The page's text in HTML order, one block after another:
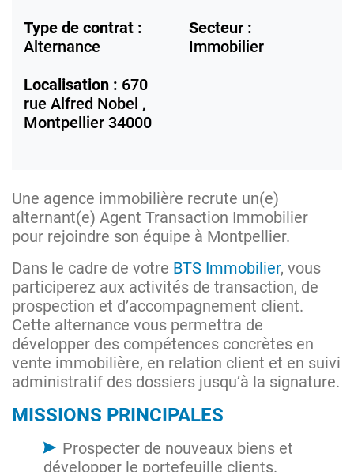
Type de contrat :
Alternance
Secteur :
Immobilier
Localisation : 670
rue Alfred Nobel ,
Montpellier 34000
Une agence immobilière recrute un(e)
alternant(e) Agent Transaction Immobilier
pour rejoindre son équipe à Montpellier.
Dans le cadre de votre BTS Immobilier, vous
participerez aux activités de transaction, de
prospection et d’accompagnement client.
Cette alternance vous permettra de
développer des compétences concrètes en
vente immobilière, en relation client et en suivi
administratif des dossiers jusqu’à la signature.
MISSIONS PRINCIPALES
Prospecter de nouveaux biens et
développer le portefeuille clients.